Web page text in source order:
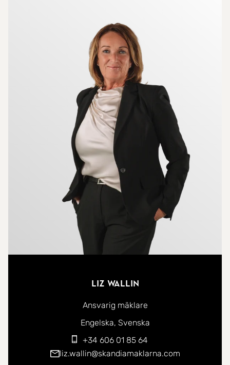
Liz Wallin
Ansvarig mäklare
Du kan kontakta mig på följande språk:
Engelska Svenska
+34 606 01 85 64
liz.wallin@skandiamaklarna.com